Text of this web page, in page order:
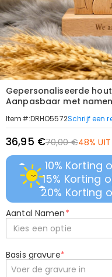
Gepersonaliseerde
Aanpasbaar met
Item#:DRHO5572Schrijf een
36,95 €70,00 €48% UIT
10% Korting
15% Korting
20% Korting
Aantal Namen*
Kies een optie
Basis gravure*